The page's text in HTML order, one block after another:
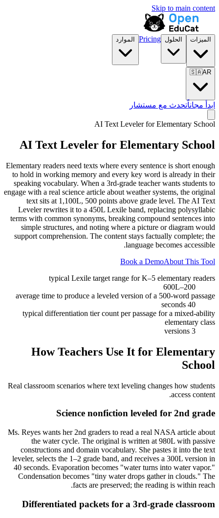
Skip to main content
الميزات الحلول Pricing الموارد
🇸🇦AR
ابدأ مجاناًتحدث مع مستشار
AI Text Leveler forElementary School
AI Text Leveler for Elementary School
Elementary readers need texts where every sentence is short enough
to hold in working memory and every key word is already in their
speaking vocabulary. When a 3rd-grade teacher wants students to
engage with a real science article about weather systems, the original
text sits at 1,100L, 500 points above grade level. The AI Text
Leveler rewrites it to a 450L Lexile band, replacing polysyllabic
terms with common synonyms, breaking compound sentences into
simple structures, and noting where a picture or diagram would
support comprehension. The content stays factually complete; the
language becomes accessible.
Book a DemoAbout This Tool
typical Lexile target range for K–5 elementary readers
200–600L
average time to produce a leveled version of a 500-word passage
40 seconds
typical differentiation tier count per passage for a mixed-ability
elementary class
3 versions
How Teachers Use It for Elementary
School
Real classroom scenarios where text leveling changes how students
access content.
Science nonfiction leveled for 2nd grade
Ms. Reyes wants her 2nd graders to read a real NASA article about
the water cycle. The original is written at 980L with passive
constructions and domain vocabulary. She pastes it into the text
leveler, selects the 1–2 grade band, and receives a 300L version in
40 seconds. Evaporation becomes "water turns into water vapor."
Condensation becomes "tiny water drops gather in clouds." The
facts are preserved; the reading is within reach.
Differentiated packets for a 3rd-grade classroom